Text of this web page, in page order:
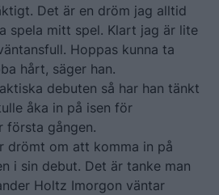
Det är en dröm jag alltid
spela mitt spel. Klart jag är lite
Hoppas kunna ta
hårt, säger han.
debuten så har han tänkt
åka in på isen för
första gången.
drömt om att komma in på
i sin debut. Det är tanke man
Holtz Imorgon väntar